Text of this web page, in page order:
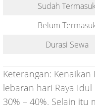
Sudah
Belum
Durasi Sewa
Keterangan:
lebaran hari Raya
30% – 40%. Selain